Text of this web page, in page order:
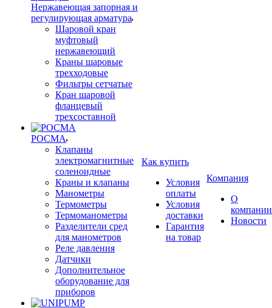
Нержавеющая запорная и
регулирующая арматура
Шаровой кран
муфтовый
нержавеющий
Краны шаровые
трехходовые
Фильтры сетчатые
Кран шаровой
фланцевый
трехсоставной
РОСМА
Клапаны
электромагнитные
соленоидные
Краны и клапаны
Манометры
Термометры
Термоманометры
Разделители сред
для манометров
Реле давления
Датчики
Дополнительное
оборудование для
приборов
Как купить
Условия
оплаты
Условия
доставки
Гарантия
на товар
Компания
О
компании
Новости